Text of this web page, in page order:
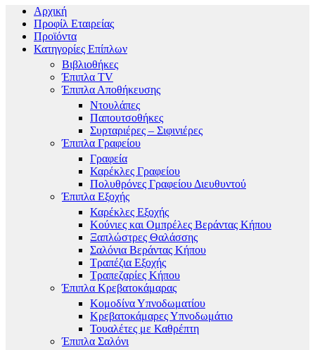
Αρχική
Προφίλ Εταιρείας
Προϊόντα
Κατηγορίες Επίπλων
Βιβλιοθήκες
Έπιπλα TV
Έπιπλα Αποθήκευσης
Ντουλάπες
Παπουτσοθήκες
Συρταριέρες – Σιφινιέρες
Έπιπλα Γραφείου
Γραφεία
Καρέκλες Γραφείου
Πολυθρόνες Γραφείου Διευθυντού
Έπιπλα Εξοχής
Καρέκλες Εξοχής
Κούνιες και Ομπρέλες Βεράντας Κήπου
Ξαπλώστρες Θαλάσσης
Σαλόνια Βεράντας Κήπου
Τραπέζια Εξοχής
Τραπεζαρίες Κήπου
Έπιπλα Κρεβατοκάμαρας
Κομοδίνα Υπνοδωματίου
Κρεβατοκάμαρες Υπνοδωμάτιο
Τουαλέτες με Καθρέπτη
Έπιπλα Σαλόνι